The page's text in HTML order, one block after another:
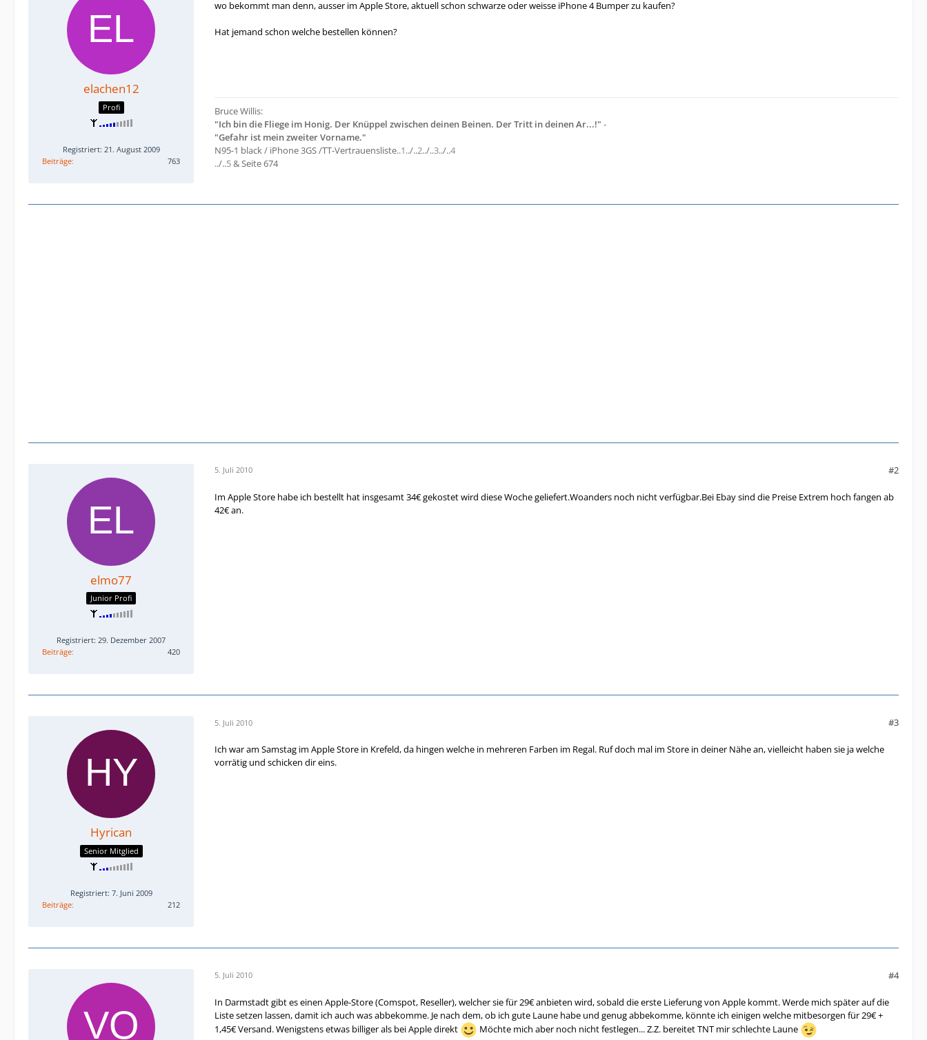
elachen12
Profi
Registriert: 21. August 2009
Beiträge
763
wo bekommt man denn, ausser im Apple Store, aktuell schon schwarze oder weisse iPhone 4 Bumper zu kaufen?
Hat jemand schon welche bestellen können?
Bruce Willis:
"Ich bin die Fliege im Honig. Der Knüppel zwischen deinen Beinen. Der Tritt in deinen Ar...!" -
"Gefahr ist mein zweiter Vorname."
N95-1 black / iPhone 3GS /TT-Vertrauensliste..1../..2../..3../..4
../..5& Seite 674
elmo77
Junior Profi
Registriert: 29. Dezember 2007
Beiträge
420
5. Juli 2010 #2
Im Apple Store habe ich bestellt hat insgesamt 34€ gekostet wird diese Woche geliefert.Woanders noch nicht verfügbar.Bei Ebay sind die Preise Extrem hoch fangen ab
42€ an.
Hyrican
Senior Mitglied
Registriert: 7. Juni 2009
Beiträge
212
5. Juli 2010 #3
Ich war am Samstag im Apple Store in Krefeld, da hingen welche in mehreren Farben im Regal. Ruf doch mal im Store in deiner Nähe an, vielleicht haben sie ja welche
vorrätig und schicken dir eins.
5. Juli 2010 #4
In Darmstadt gibt es einen Apple-Store (Comspot, Reseller), welcher sie für 29€ anbieten wird, sobald die erste Lieferung von Apple kommt. Werde mich später auf die
Liste setzen lassen, damit ich auch was abbekomme. Je nach dem, ob ich gute Laune habe und genug abbekomme, könnte ich einigen welche mitbesorgen für 29€ +
1,45€ Versand. Wenigstens etwas billiger als bei Apple direkt
Möchte mich aber noch nicht festlegen... Z.Z. bereitet TNT mir schlechte Laune